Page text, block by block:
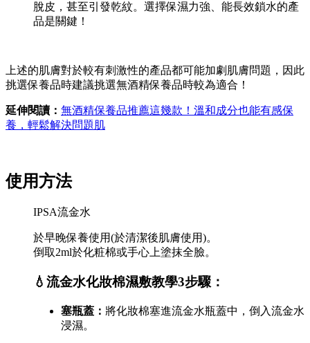
脫皮，甚至引發乾紋。選擇保濕力強、能長效鎖水的產
品是關鍵！
上述的肌膚對於較有刺激性的產品都可能加劇肌膚問題，因此
挑選保養品時建議挑選無酒精保養品時較為適合！
延伸閱讀： 無酒精保養品推薦這幾款！溫和成分也能有感保
養，輕鬆解決問題肌
使用方法
IPSA流金水
於早晚保養使用(於清潔後肌膚使用)。
倒取2ml於化粧棉或手心上塗抹全臉。
💧流金水化妝棉濕敷教學3步驟：
塞瓶蓋： 將化妝棉塞進流金水瓶蓋中，倒入流金水
浸濕。